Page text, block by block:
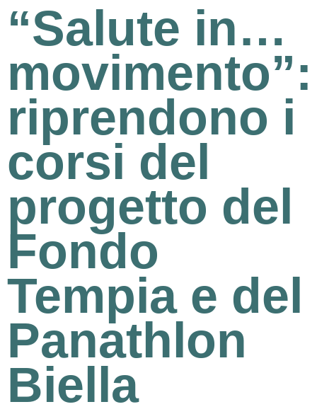
“Salute in…
movimento”:
riprendono i
corsi del
progetto del
Fondo
Tempia e del
Panathlon
Biella